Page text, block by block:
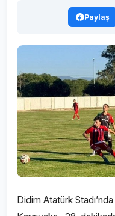
Paylaş
Didim Atatürk